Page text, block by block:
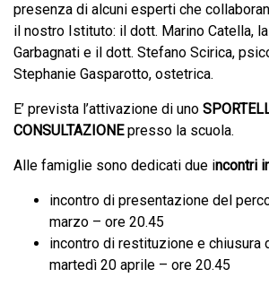
presenza di alcuni esperti che
il nostro Istituto: il dott. Marino Catella,
Garbagnati e il dott. Stefano Scirica,
Stephanie Gasparotto, ostetrica.
E’ prevista l’attivazione di uno
CONSULTAZIONEpresso la scuola.
Alle famiglie sono dedicati due incontri
incontro di presentazione del
marzo – ore 20.45
incontro di restituzione e chiusura
martedì 20 aprile – ore 20.45